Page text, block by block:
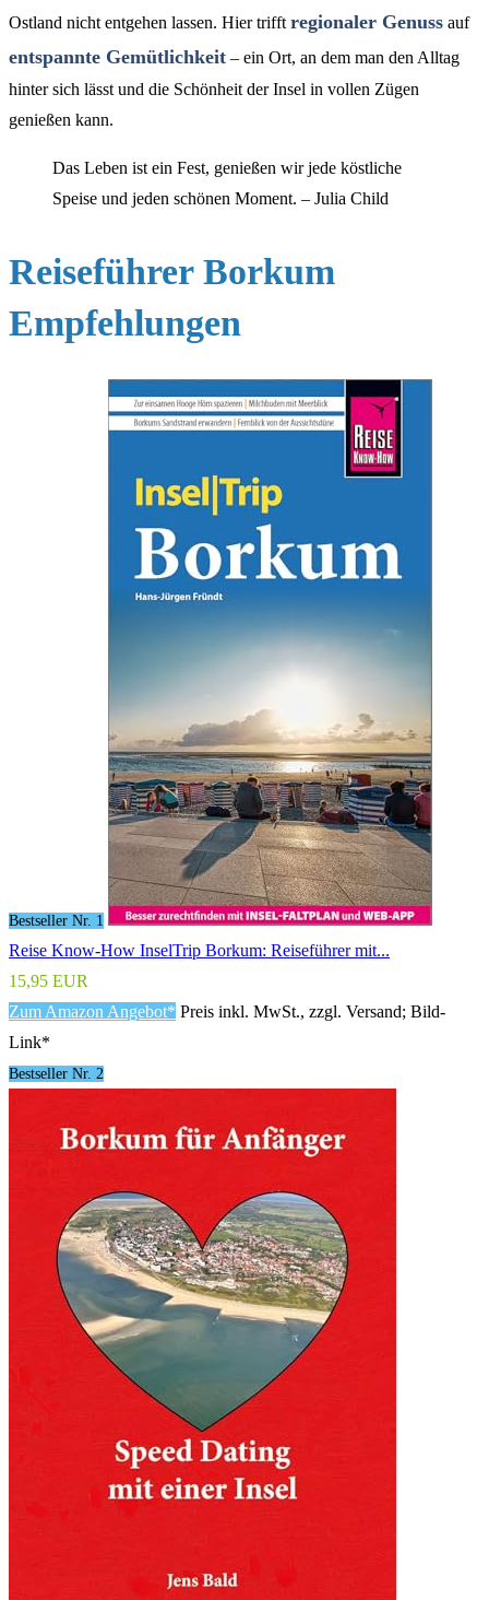
Ostland nicht entgehen lassen. Hier trifft regionaler Genuss auf
entspannte Gemütlichkeit – ein Ort, an dem man den Alltag
hinter sich lässt und die Schönheit der Insel in vollen Zügen
genießen kann.
Das Leben ist ein Fest, genießen wir jede köstliche
Speise und jeden schönen Moment. – Julia Child
Reiseführer Borkum
Empfehlungen
Bestseller Nr. 1
Reise Know-How InselTrip Borkum: Reiseführer mit...
15,95 EUR
Zum Amazon Angebot* Preis inkl. MwSt., zzgl. Versand; Bild-
Link*
Bestseller Nr. 2